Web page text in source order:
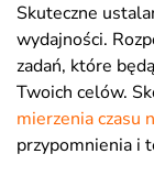
Skuteczne
wydajności.
zadań, które
Twoich celów.
mierzenia czasu
przypomnienia i